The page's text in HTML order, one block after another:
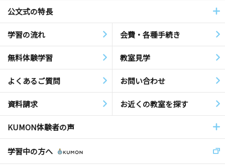
公文式の特長
学習の流れ 会費・各種手続き
無料体験学習 教室見学
よくあるご質問 お問い合わせ
資料請求 お近くの教室を探す
KUMON体験者の声
学習中の方へ